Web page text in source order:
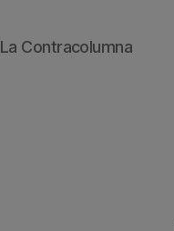
La Contracolumna